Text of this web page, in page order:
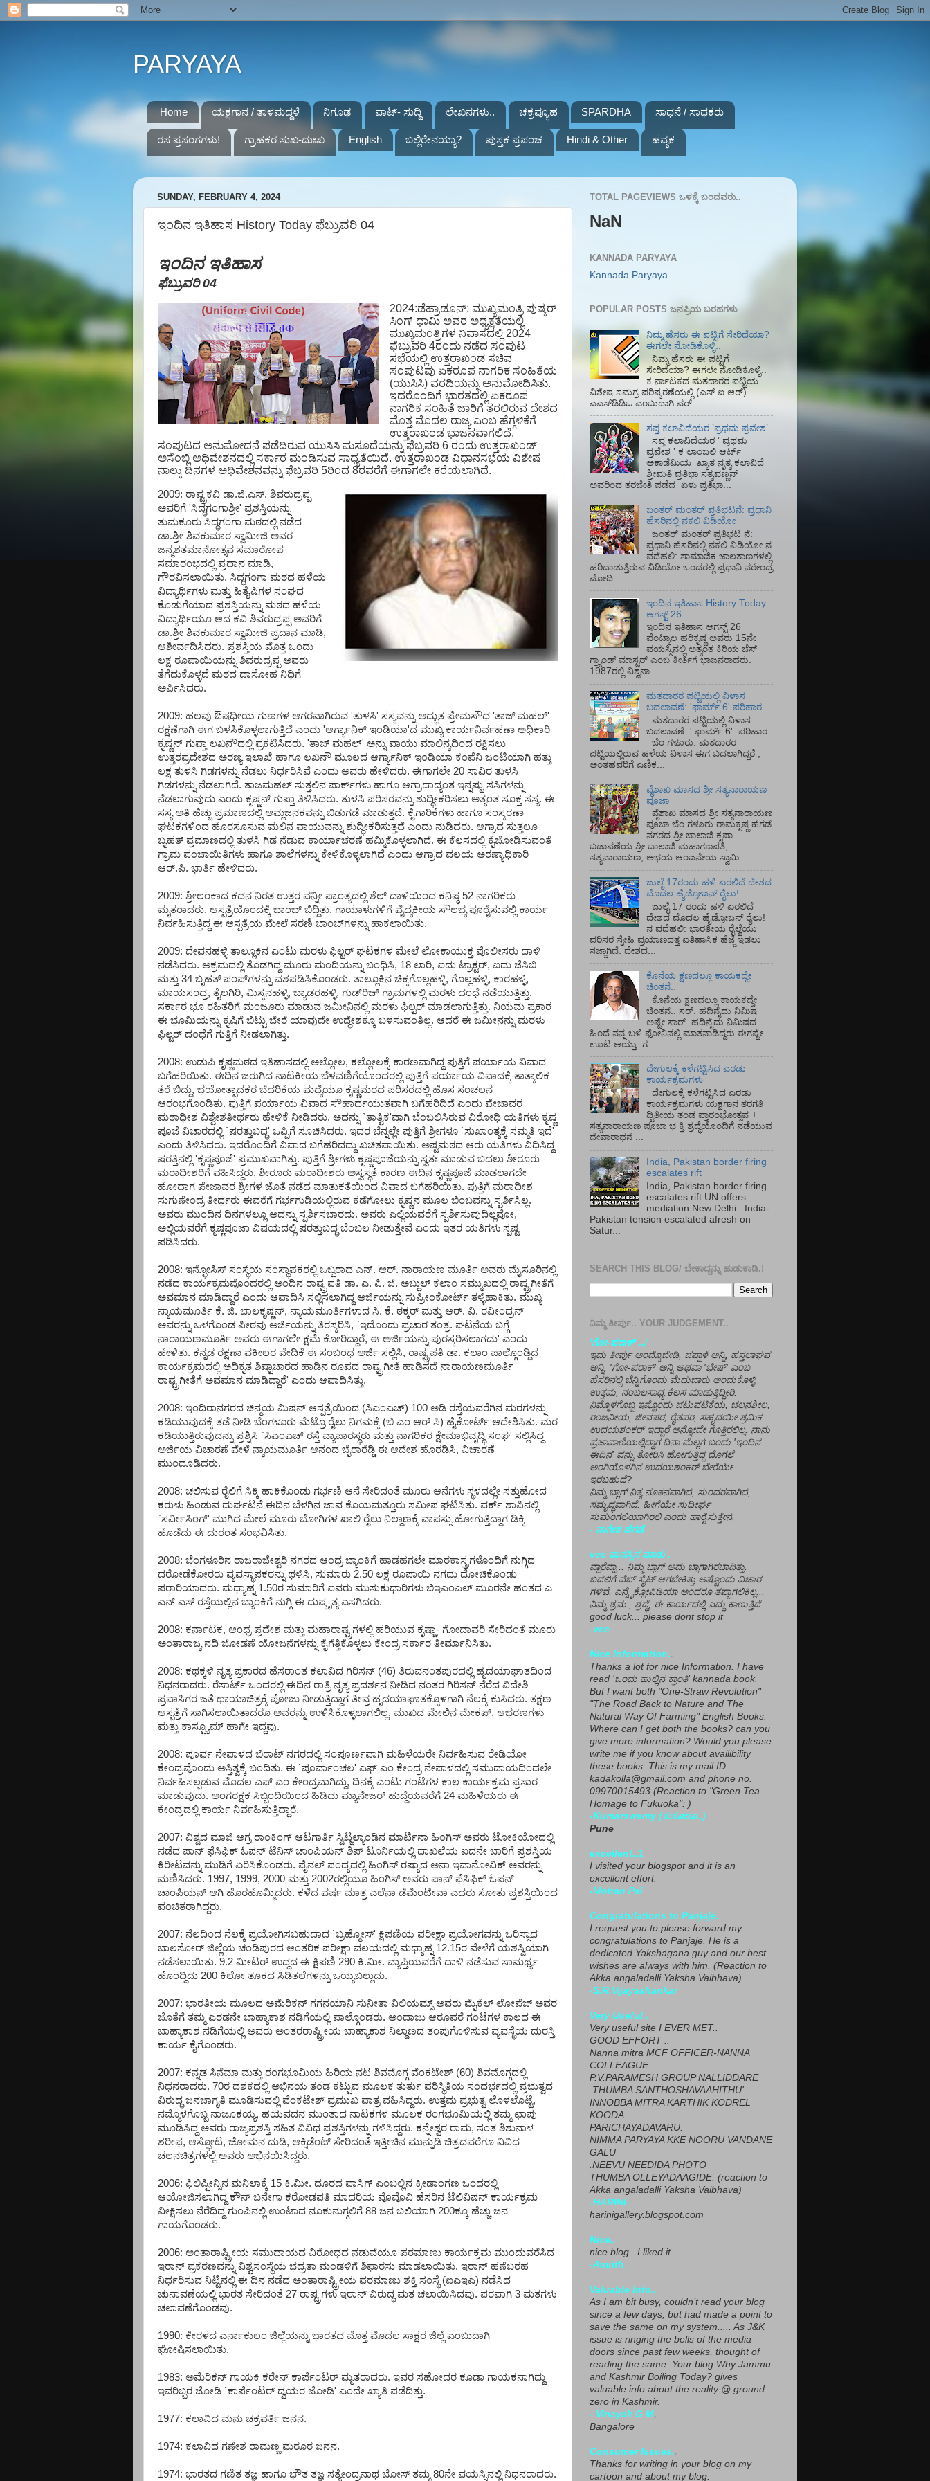
PARYAYA
Home ಯಕ್ಷಗಾನ / ತಾಳಮದ್ದಳೆ ನಿಗೂಢ ವಾಟ್- ಸುದ್ದಿ ಲೇಖನಗಳು.. ಚಕ್ರವ್ಯೂಹ SPARDHA ಸಾಧನೆ / ಸಾಧಕರು
ರಸ ಪ್ರಸಂಗಗಳು! ಗ್ರಾಹಕರ ಸುಖ-ದುಃಖ English ಬಲ್ಲಿರೇನಯ್ಯಾ? ಪುಸ್ತಕ ಪ್ರಪಂಚ Hindi & Other ಹವ್ಯಕ
SUNDAY, FEBRUARY 4, 2024
ಇಂದಿನ ಇತಿಹಾಸ History Today ಫೆಬ್ರುವರಿ 04
ಇಂದಿನ ಇತಿಹಾಸ
ಫೆಬ್ರುವರಿ 04
2024:ಡೆಹ್ರಾಡೂನ್:‌ ಮುಖ್ಯಮಂತ್ರಿ ಪುಷ್ಕರ್
ಸಿಂಗ್ ಧಾಮಿ ಅವರ ಅಧ್ಯಕ್ಷತೆಯಲ್ಲಿ
ಮುಖ್ಯಮಂತ್ರಿಗಳ ನಿವಾಸದಲ್ಲಿ 2024
ಫೆಬ್ರುವರಿ 4ರಂದು ನಡೆದ ಸಂಪುಟ
ಸಭೆಯಲ್ಲಿ ಉತ್ತರಾಖಂಡ ಸಚಿವ
ಸಂಪುಟವು ಏಕರೂಪ ನಾಗರಿಕ ಸಂಹಿತೆಯ
(ಯುಸಿಸಿ) ವರದಿಯನ್ನು ಅನುಮೋದಿಸಿತು.
ಇದರೊಂದಿಗೆ ಭಾರತದಲ್ಲಿ ಏಕರೂಪ
ನಾಗರಿಕ ಸಂಹಿತೆ ಜಾರಿಗೆ ತರಲಿರುವ ದೇಶದ
ಮೊತ್ತ ಮೊದಲ ರಾಜ್ಯ ಎಂಬ ಹೆಗ್ಗಳಿಕೆಗೆ
ಉತ್ತರಾಖಂಡ ಭಾಜನವಾಗಲಿದೆ.
ಸಂಪುಟದ ಅನುಮೋದನೆ ಪಡೆದಿರುವ ಯುಸಿಸಿ ಮಸೂದೆಯನ್ನು ಫೆಬ್ರವರಿ 6 ರಂದು ಉತ್ತರಾಖಂಡ್
ಅಸೆಂಬ್ಲಿ ಅಧಿವೇಶನದಲ್ಲಿ ಸರ್ಕಾರ ಮಂಡಿಸುವ ಸಾಧ್ಯತೆಯಿದೆ. ಉತ್ತರಾಖಂಡ ವಿಧಾನಸಭೆಯ ವಿಶೇಷ
ನಾಲ್ಕು ದಿನಗಳ ಅಧಿವೇಶನವನ್ನು ಫೆಬ್ರವರಿ 5ರಿಂದ 8ರವರೆಗೆ ಈಗಾಗಲೇ ಕರೆಯಲಾಗಿದೆ.
2009: ರಾಷ್ಟ್ರಕವಿ ಡಾ.ಜಿ.ಎಸ್. ಶಿವರುದ್ರಪ್ಪ
ಅವರಿಗೆ 'ಸಿದ್ಧಗಂಗಾಶ್ರೀ' ಪ್ರಶಸ್ತಿಯನ್ನು
ತುಮಕೂರು ಸಿದ್ಧಗಂಗಾ ಮಠದಲ್ಲಿ ನಡೆದ
ಡಾ.ಶ್ರೀ ಶಿವಕುಮಾರ ಸ್ವಾಮೀಜಿ ಅವರ
ಜನ್ಮಶತಮಾನೋತ್ಸವ ಸಮಾರೋಪ
ಸಮಾರಂಭದಲ್ಲಿ ಪ್ರದಾನ ಮಾಡಿ,
ಗೌರವಿಸಲಾಯಿತು. ಸಿದ್ಧಗಂಗಾ ಮಠದ ಹಳೆಯ
ವಿದ್ಯಾರ್ಥಿಗಳು ಮತ್ತು ಹಿತೈಷಿಗಳ ಸಂಘದ
ಕೊಡುಗೆಯಾದ ಪ್ರಶಸ್ತಿಯನ್ನು ಮಠದ ಹಳೆಯ
ವಿದ್ಯಾರ್ಥಿಯೂ ಆದ ಕವಿ ಶಿವರುದ್ರಪ್ಪ ಅವರಿಗೆ
ಡಾ.ಶ್ರೀ ಶಿವಕುಮಾರ ಸ್ವಾಮೀಜಿ ಪ್ರದಾನ ಮಾಡಿ,
ಆಶೀರ್ವದಿಸಿದರು. ಪ್ರಶಸ್ತಿಯ ಮೊತ್ತ ಒಂದು
ಲಕ್ಷ ರೂಪಾಯಿಯನ್ನು ಶಿವರುದ್ರಪ್ಪ ಅವರು
ತೆಗೆದುಕೊಳ್ಳದೆ ಮಠದ ದಾಸೋಹ ನಿಧಿಗೆ
ಅರ್ಪಿಸಿದರು.
2009: ಹಲವು ಔಷಧೀಯ ಗುಣಗಳ ಆಗರವಾಗಿರುವ 'ತುಳಸಿ' ಸಸ್ಯವನ್ನು ಅದ್ಭುತ ಪ್ರೇಮಸೌಧ 'ತಾಜ್ ಮಹಲ್'
ರಕ್ಷಣೆಗಾಗಿ ಈಗ ಬಳಸಿಕೊಳ್ಳಲಾಗುತ್ತಿದೆ ಎಂದು 'ಆರ್ಗ್ಯಾನಿಕ್ ಇಂಡಿಯಾ'ದ ಮುಖ್ಯ ಕಾರ್ಯನಿರ್ವಹಣಾ ಅಧಿಕಾರಿ
ಕೃಷ್ಣನ್ ಗುಪ್ತಾ ಲಖನೌದಲ್ಲಿ ಪ್ರಕಟಿಸಿದರು. 'ತಾಜ್ ಮಹಲ್' ಅನ್ನು ವಾಯು ಮಾಲಿನ್ಯದಿಂದ ರಕ್ಷಿಸಲು
ಉತ್ತರಪ್ರದೇಶದ ಅರಣ್ಯ ಇಲಾಖೆ ಹಾಗೂ ಲಖನೌ ಮೂಲದ ಆರ್ಗ್ಯಾನಿಕ್ ಇಂಡಿಯಾ ಕಂಪೆನಿ ಜಂಟಿಯಾಗಿ ಹತ್ತು
ಲಕ್ಷ ತುಳಸಿ ಗಿಡಗಳನ್ನು ನೆಡಲು ನಿರ್ಧರಿಸಿವೆ ಎಂದು ಅವರು ಹೇಳಿದರು. ಈಗಾಗಲೇ 20 ಸಾವಿರ ತುಳಸಿ
ಗಿಡಗಳನ್ನು ನೆಡಲಾಗಿದೆ. ತಾಜಮಹಲ್ ಸುತ್ತಲಿನ ಪಾರ್ಕ್‌ಗಳು ಹಾಗೂ ಆಗ್ರಾದಾದ್ಯಂತ ಇನ್ನಷ್ಟು ಸಸಿಗಳನ್ನು
ನೆಡಲಾಗುವುದು ಎಂದು ಕೃಷ್ಣನ್ ಗುಪ್ತಾ ತಿಳಿಸಿದರು. ತುಳಸಿ ಪರಿಸರವನ್ನು ಶುದ್ಧೀಕರಿಸಲು ಅತ್ಯಂತ ಸೂಕ್ತ ಸಸ್ಯ. ಈ
ಸಸ್ಯ ಅತಿ ಹೆಚ್ಚು ಪ್ರಮಾಣದಲ್ಲಿ ಆಮ್ಲಜನಕವನ್ನು ಬಿಡುಗಡೆ ಮಾಡುತ್ತದೆ. ಕೈಗಾರಿಕೆಗಳು ಹಾಗೂ ಸಂಸ್ಕರಣಾ
ಘಟಕಗಳಿಂದ ಹೊರಸೂಸುವ ಮಲಿನ ವಾಯುವನ್ನು ಶುದ್ಧೀಕರಿಸುತ್ತದೆ ಎಂದು ನುಡಿದರು. ಆಗ್ರಾದ ಸುತ್ತಲೂ
ಬೃಹತ್ ಪ್ರಮಾಣದಲ್ಲಿ ತುಳಸಿ ಗಿಡ ನೆಡುವ ಕಾರ್ಯಾಚರಣೆ ಹಮ್ಮಿಕೊಳ್ಳಲಾಗಿದೆ. ಈ ಕೆಲಸದಲ್ಲಿ ಕೈಜೋಡಿಸುವಂತೆ
ಗ್ರಾಮ ಪಂಚಾಯಿತಿಗಳು ಹಾಗೂ ಶಾಲೆಗಳನ್ನು ಕೇಳಿಕೊಳ್ಳಲಾಗಿದೆ ಎಂದು ಆಗ್ರಾದ ವಲಯ ಅರಣ್ಯಾಧಿಕಾರಿ
ಆರ್.ಪಿ. ಭಾರ್ತಿ ಹೇಳಿದರು.
2009: ಶ್ರೀಲಂಕಾದ ಕದನ ನಿರತ ಉತ್ತರ ವನ್ನೀ ಪ್ರಾಂತ್ಯದಲ್ಲಿ ಶೆಲ್ ದಾಳಿಯಿಂದ ಕನಿಷ್ಠ 52 ನಾಗರಿಕರು
ಮೃತರಾದರು. ಆಸ್ಪತ್ರೆಯೊಂದಕ್ಕೆ ಬಾಂಬ್ ಬಿದ್ದಿತು. ಗಾಯಾಳುಗಳಿಗೆ ವೈದ್ಯಕೀಯ ಸೌಲಭ್ಯ ಪೂರೈಸುವಲ್ಲಿ ಕಾರ್ಯ
ನಿರ್ವಹಿಸುತ್ತಿದ್ದ ಈ ಆಸ್ಪತ್ರೆಯ ಮೇಲೆ ಸರಣಿ ಬಾಂಬ್‌ಗಳನ್ನು ಹಾಕಲಾಯಿತು.
2009: ದೇವನಹಳ್ಳಿ ತಾಲ್ಲೂಕಿನ ಎಂಟು ಮರಳು ಫಿಲ್ಟರ್ ಘಟಕಗಳ ಮೇಲೆ ಲೋಕಾಯುಕ್ತ ಪೊಲೀಸರು ದಾಳಿ
ನಡೆಸಿದರು. ಅಕ್ರಮದಲ್ಲಿ ತೊಡಗಿದ್ದ ಮೂರು ಮಂದಿಯನ್ನು ಬಂಧಿಸಿ, 18 ಲಾರಿ, ಐದು ಟ್ರಾಕ್ಟರ್, ಐದು ಜೆಸಿಬಿ
ಮತ್ತು 34 ಬೃಹತ್ ಪಂಪ್‌ಗಳನ್ನು ವಶಪಡಿಸಿಕೊಂಡರು. ತಾಲ್ಲೂಕಿನ ಚಿಕ್ಕಗೊಲ್ಲಹಳ್ಳಿ, ಗೊಲ್ಲಹಳ್ಳಿ, ಕಾರಹಳ್ಳಿ,
ಮಾಯಸಂದ್ರ, ತೈಲಗಿರಿ, ಮಿಸ್ಕನಹಳ್ಳಿ, ಬ್ಯಾಡರಹಳ್ಳಿ, ಗುಡ್‌ರಿಚ್ ಗ್ರಾಮಗಳಲ್ಲಿ ಮರಳು ದಂಧೆ ನಡೆಯುತ್ತಿತ್ತು.
ಸರ್ಕಾರ ಭೂ ರಹಿತರಿಗೆ ಮಂಜೂರು ಮಾಡುವ ಜಮೀನಿನಲ್ಲಿ ಮರಳು ಫಿಲ್ಟರ್ ಮಾಡಲಾಗುತ್ತಿತ್ತು. ನಿಯಮ ಪ್ರಕಾರ
ಈ ಭೂಮಿಯನ್ನು ಕೃಷಿಗೆ ಬಿಟ್ಟು ಬೇರೆ ಯಾವುದೇ ಉದ್ಧೇಶಕ್ಕೂ ಬಳಸುವಂತಿಲ್ಲ. ಆದರೆ ಈ ಜಮೀನನ್ನು ಮರಳು
ಫಿಲ್ಟರ್ ದಂಧೆಗೆ ಗುತ್ತಿಗೆ ನೀಡಲಾಗಿತ್ತು.
2008: ಉಡುಪಿ ಕೃಷ್ಣಮಠದ ಇತಿಹಾಸದಲ್ಲಿ ಅಲ್ಲೋಲ, ಕಲ್ಲೋಲಕ್ಕೆ ಕಾರಣವಾಗಿದ್ದ ಪುತ್ತಿಗೆ ಪರ್ಯಾಯ ವಿವಾದ
ಬಗೆಹರಿಯಿತು. ಈದಿನ ಜರುಗಿದ ನಾಟಕೀಯ ಬೆಳವಣಿಗೆಯೊಂದರಲ್ಲಿ ಪುತ್ತಿಗೆ ಪರ್ಯಾಯ ವಿವಾದಕ್ಕೆ ತಾತ್ಕಾಲಿಕ
ತೆರೆ ಬಿದ್ದು, ಭಯೋತ್ಪಾದಕರ ಬೆದರಿಕೆಯ ಮಧ್ಯೆಯೂ ಕೃಷ್ಣಮಠದ ಪರಿಸರದಲ್ಲಿ ಹೊಸ ಸಂಚಲನ
ಆರಂಭಗೊಂಡಿತು. ಪುತ್ತಿಗೆ ಪರ್ಯಾಯ ವಿವಾದ ಸೌಹಾರ್ದಯುತವಾಗಿ ಬಗೆಹರಿದಿದೆ ಎಂದು ಪೇಜಾವರ
ಮಠಾಧೀಶ ವಿಶ್ವೇಶತೀರ್ಥರು ಹೇಳಿಕೆ ನೀಡಿದರು. ಅದನ್ನು `ತಾತ್ವಿಕ'ವಾಗಿ ಬೆಂಬಲಿಸಿರುವ ವಿರೋಧಿ ಯತಿಗಳು ಕೃಷ್ಣ
ಪೂಜೆ ವಿಚಾರದಲ್ಲಿ `ಷರತ್ತುಬದ್ಧ' ಒಪ್ಪಿಗೆ ಸೂಚಿಸಿದರು. ಇದರ ಬೆನ್ನಲ್ಲೇ ಪುತ್ತಿಗೆ ಶ್ರೀಗಳೂ `ಸುಖಾಂತ್ಯಕ್ಕೆ ಸಮ್ಮತಿ ಇದೆ'
ಎಂದು ತಿಳಿಸಿದರು. ಇದರೊಂದಿಗೆ ವಿವಾದ ಬಗೆಹರಿದದ್ದು ಖಚಿತವಾಯಿತು. ಅಷ್ಟಮಠದ ಆರು ಯತಿಗಳು ವಿಧಿಸಿದ್ದ
ಷರತ್ತಿನಲ್ಲಿ 'ಕೃಷ್ಣಪೂಜೆ' ಪ್ರಮುಖವಾಗಿತ್ತು. ಪುತ್ತಿಗೆ ಶ್ರೀಗಳು ಕೃಷ್ಣಪೂಜೆಯನ್ನು ಸ್ವತಃ ಮಾಡುವ ಬದಲು ಶೀರೂರು
ಮಠಾಧೀಶರಿಗೆ ವಹಿಸಿದ್ದರು. ಶೀರೂರು ಮಠಾಧೀಶರು ಅಸ್ವಸ್ಥತೆ ಕಾರಣ ಈದಿನ ಕೃಷ್ಣಪೂಜೆ ಮಾಡಲಾಗದೇ
ಹೋದಾಗ ಪೇಜಾವರ ಶ್ರೀಗಳ ಜೊತೆ ನಡೆದ ಮಾತುಕತೆಯಿಂದ ವಿವಾದ ಬಗೆಹರಿಯಿತು. ಪುತ್ತಿಗೆ ಮಠಾಧೀಶ
ಸುಗುಣೇಂದ್ರ ತೀರ್ಥರು ಈವರೆಗೆ ಗರ್ಭಗುಡಿಯಲ್ಲಿರುವ ಕಡೆಗೋಲು ಕೃಷ್ಣನ ಮೂಲ ಬಿಂಬವನ್ನು ಸ್ಪರ್ಶಿಸಿಲ್ಲ.
ಅವರು ಮುಂದಿನ ದಿನಗಳಲ್ಲೂ ಅದನ್ನು ಸ್ಪರ್ಶಿಸಬಾರದು. ಅವರು ಎಲ್ಲಿಯವರೆಗೆ ಸ್ಪರ್ಶಿಸುವುದಿಲ್ಲವೋ,
ಅಲ್ಲಿಯವರೆಗೆ ಕೃಷ್ಣಪೂಜಾ ವಿಷಯದಲ್ಲಿ ಷರತ್ತುಬದ್ಧ ಬೆಂಬಲ ನೀಡುತ್ತೇವೆ ಎಂದು ಇತರ ಯತಿಗಳು ಸ್ಪಷ್ಟ
ಪಡಿಸಿದರು.
2008: ಇನ್ಫೋಸಿಸ್ ಸಂಸ್ಥೆಯ ಸಂಸ್ಥಾಪಕರಲ್ಲಿ ಒಬ್ಬರಾದ ಎನ್. ಆರ್. ನಾರಾಯಣ ಮೂರ್ತಿ ಅವರು ಮೈಸೂರಿನಲ್ಲಿ
ನಡೆದ ಕಾರ್ಯಕ್ರಮವೊಂದರಲ್ಲಿ ಅಂದಿನ ರಾಷ್ಟ್ರಪತಿ ಡಾ. ಎ. ಪಿ. ಜೆ. ಅಬ್ದುಲ್ ಕಲಾಂ ಸಮ್ಮುಖದಲ್ಲಿ ರಾಷ್ಟ್ರಗೀತೆಗೆ
ಅವಮಾನ ಮಾಡಿದ್ದಾರೆ ಎಂದು ಆಪಾದಿಸಿ ಸಲ್ಲಿಸಲಾಗಿದ್ದ ಅರ್ಜಿಯನ್ನು ಸುಪ್ರೀಂಕೋರ್ಟ್ ತಳ್ಳಿಹಾಕಿತು. ಮುಖ್ಯ
ನ್ಯಾಯಮೂರ್ತಿ ಕೆ. ಜಿ. ಬಾಲಕೃಷ್ಣನ್, ನ್ಯಾಯಮೂರ್ತಿಗಳಾದ ಸಿ. ಕೆ. ಠಕ್ಕರ್ ಮತ್ತು ಆರ್. ವಿ. ರವೀಂದ್ರನ್
ಅವರನ್ನು ಒಳಗೊಂಡ ಪೀಠವು ಅರ್ಜಿಯನ್ನು ತಿರಸ್ಕರಿಸಿ, `ಇದೊಂದು ಪ್ರಚಾರ ತಂತ್ರ. ಘಟನೆಯ ಬಗ್ಗೆ
ನಾರಾಯಣಮೂರ್ತಿ ಅವರು ಈಗಾಗಲೇ ಕ್ಷಮೆ ಕೋರಿದ್ದಾರೆ, ಈ ಅರ್ಜಿಯನ್ನು ಪುರಸ್ಕರಿಸಲಾಗದು' ಎಂದು
ಹೇಳಿತು. ಕನ್ನಡ ರಕ್ಷಣಾ ವಕೀಲರ ವೇದಿಕೆ ಈ ಸಂಬಂಧ ಅರ್ಜಿ ಸಲ್ಲಿಸಿ, ರಾಷ್ಟ್ರಪತಿ ಡಾ. ಕಲಾಂ ಪಾಲ್ಗೊಂಡ್ದಿದ
ಕಾರ್ಯಕ್ರಮದಲ್ಲಿ ಅಧಿಕೃತ ಶಿಷ್ಟಾಚಾರದ ಹಾಡಿನ ರೂಪದ ರಾಷ್ಟ್ರಗೀತೆ ಹಾಡಿಸದೆ ನಾರಾಯಣಮೂರ್ತಿ
ರಾಷ್ಟ್ರಗೀತೆಗೆ ಅವಮಾನ ಮಾಡಿದ್ದಾರೆ' ಎಂದು ಆಪಾದಿಸಿತ್ತು.
2008: ಇಂದಿರಾನಗರದ ಚಿನ್ಮಯ ಮಿಷನ್ ಆಸ್ಪತ್ರೆಯಿಂದ (ಸಿಎಂಎಚ್) 100 ಅಡಿ ರಸ್ತೆಯವರೆಗಿನ ಮರಗಳನ್ನು
ಕಡಿಯುವುದಕ್ಕೆ ತಡೆ ನೀಡಿ ಬೆಂಗಳೂರು ಮೆಟ್ರೊ ರೈಲು ನಿಗಮಕ್ಕೆ (ಬಿ ಎಂ ಆರ್ ಸಿ) ಹೈಕೋರ್ಟ್ ಆದೇಶಿಸಿತು. ಮರ
ಕಡಿಯುತ್ತಿರುವುದನ್ನು ಪ್ರಶ್ನಿಸಿ `ಸಿಎಂಎಚ್ ರಸ್ತೆ ವ್ಯಾಪಾರಸ್ಥರು ಮತ್ತು ನಾಗರಿಕರ ಕ್ಷೇಮಾಭಿವೃದ್ಧಿ ಸಂಘ' ಸಲ್ಲಿಸಿದ್ದ
ಅರ್ಜಿಯ ವಿಚಾರಣೆ ವೇಳೆ ನ್ಯಾಯಮೂರ್ತಿ ಆನಂದ ಬೈರಾರೆಡ್ಡಿ ಈ ಆದೇಶ ಹೊರಡಿಸಿ, ವಿಚಾರಣೆ
ಮುಂದೂಡಿದರು.
2008: ಚಲಿಸುವ ರೈಲಿಗೆ ಸಿಕ್ಕಿ ಹಾಕಿಕೊಂಡು ಗರ್ಭಣಿ ಆನೆ ಸೇರಿದಂತೆ ಮೂರು ಆನೆಗಳು ಸ್ಥಳದಲ್ಲೇ ಸತ್ತುಹೋದ
ಕರುಳು ಹಿಂಡುವ ದುರ್ಘಟನೆ ಈದಿನ ಬೆಳಗಿನ ಜಾವ ಕೊಯಮತ್ತೂರು ಸಮೀಪ ಘಟಿಸಿತು. ವರ್ಕ್ ಶಾಪಿನಲ್ಲಿ
`ಸರ್ವೀಸಿಂಗ್' ಮುಗಿದ ಮೇಲೆ ಮೂರು ಬೋಗಿಗಳ ಖಾಲಿ ರೈಲು ನಿಲ್ದಾಣಕ್ಕೆ ವಾಪಸ್ಸು ಹೋಗುತ್ತಿದ್ದಾಗ ಡಿಕ್ಕಿ
ಹೊಡೆದು ಈ ದುರಂತ ಸಂಭವಿಸಿತು.
2008: ಬೆಂಗಳೂರಿನ ರಾಜರಾಜೇಶ್ವರಿ ನಗರದ ಆಂಧ್ರ ಬ್ಯಾಂಕಿಗೆ ಹಾಡಹಗಲೇ ಮಾರಕಾಸ್ತ್ರಗಳೊಂದಿಗೆ ನುಗ್ಗಿದ
ದರೋಡೆಕೋರರು ವ್ಯವಸ್ಥಾಪಕರನ್ನು ಥಳಿಸಿ, ಸುಮಾರು 2.50 ಲಕ್ಷ ರೂಪಾಯಿ ನಗದು ದೋಚಿಕೊಂಡು
ಪರಾರಿಯಾದರು. ಮಧ್ಯಾಹ್ನ 1.50ರ ಸುಮಾರಿಗೆ ಐವರು ಮುಸುಕುಧಾರಿಗಳು ಬಿಇಎಂಎಲ್ ಮೂರನೇ ಹಂತದ ಎ
ಎನ್ ಎಸ್ ರಸ್ತೆಯಲ್ಲಿನ ಬ್ಯಾಂಕಿಗೆ ನುಗ್ಗಿ ಈ ದುಷ್ಕೃತ್ಯ ಎಸಗಿದರು.
2008: ಕರ್ನಾಟಕ, ಆಂಧ್ರ ಪ್ರದೇಶ ಮತ್ತು ಮಹಾರಾಷ್ಟ್ರಗಳಲ್ಲಿ ಹರಿಯುವ ಕೃಷ್ಣಾ- ಗೋದಾವರಿ ಸೇರಿದಂತೆ ಮೂರು
ಅಂತಾರಾಜ್ಯ ನದಿ ಜೋಡಣೆ ಯೋಜನೆಗಳನ್ನು ಕೈಗೆತ್ತಿಕೊಳ್ಳಲು ಕೇಂದ್ರ ಸರ್ಕಾರ ತೀರ್ಮಾನಿಸಿತು.
2008: ಕಥಕ್ಕಳಿ ನೃತ್ಯ ಪ್ರಕಾರದ ಹೆಸರಾಂತ ಕಲಾವಿದ ಗಿರಿಸನ್ (46) ತಿರುವನಂತಪುರದಲ್ಲಿ ಹೃದಯಾಘಾತದಿಂದ
ನಿಧನರಾದರು. ರೆಸಾರ್ಟ್ ಒಂದರಲ್ಲಿ ಈದಿನ ರಾತ್ರಿ ನೃತ್ಯ ಪ್ರದರ್ಶನ ನೀಡಿದ ನಂತರ ಗಿರಿಸನ್ ನೆರೆದ ವಿದೇಶಿ
ಪ್ರವಾಸಿಗರ ಜತೆ ಛಾಯಾಚಿತ್ರಕ್ಕೆ ಪೋಜು ನೀಡುತ್ತಿದ್ದಾಗ ತೀವ್ರ ಹೃದಯಾಘಾತಕ್ಕೊಳಗಾಗಿ ನೆಲಕ್ಕೆ ಕುಸಿದರು. ತಕ್ಷಣ
ಆಸ್ಪತ್ರೆಗೆ ಸಾಗಿಸಲಾಯಿತಾದರೂ ಅವರನ್ನು ಉಳಿಸಿಕೊಳ್ಳಲಾಗಲಿಲ್ಲ. ಮುಖದ ಮೇಲಿನ ಮೇಕಪ್, ಆಭರಣಗಳು
ಮತ್ತು ಕಾಸ್ಟ್ಯೂಮ್ ಹಾಗೇ ಇದ್ದವು.
2008: ಪೂರ್ವ ನೇಪಾಳದ ಬಿರಾಟ್ ನಗರದಲ್ಲಿ ಸಂಪೂರ್ಣವಾಗಿ ಮಹಿಳೆಯರೇ ನಿರ್ವಹಿಸುವ ರೇಡಿಯೋ
ಕೇಂದ್ರವೊಂದು ಅಸ್ತಿತ್ವಕ್ಕೆ ಬಂದಿತು. ಈ `ಪೂರ್ವಾಂಚಲ' ಎಫ್ ಎಂ ಕೇಂದ್ರ ನೇಪಾಳದಲ್ಲಿ ಸಮುದಾಯದಿಂದಲೇ
ನಿರ್ವಹಿಸಲ್ಪಡುವ ಮೊದಲ ಎಫ್ ಎಂ ಕೇಂದ್ರವಾಗಿದ್ದು, ದಿನಕ್ಕೆ ಎಂಟು ಗಂಟೆಗಳ ಕಾಲ ಕಾರ್ಯಕ್ರಮ ಪ್ರಸಾರ
ಮಾಡುವುದು. ಅಂಗರಕ್ಷಕ ಸಿಬ್ಬಂದಿಯಿಂದ ಹಿಡಿದು ಮ್ಯಾನೇಜರ್ ಹುದ್ದೆಯವರೆಗೆ 24 ಮಹಿಳೆಯರು ಈ
ಕೇಂದ್ರದಲ್ಲಿ ಕಾರ್ಯ ನಿರ್ವಹಿಸುತ್ತಿದ್ದಾರೆ.
2007: ವಿಶ್ವದ ಮಾಜಿ ಅಗ್ರ ರಾಂಕಿಂಗ್ ಆಟಗಾರ್ತಿ ಸ್ವಿಟ್ಜಲ್ಯಾಂಡಿನ ಮಾರ್ಟಿನಾ ಹಿಂಗಿಸ್ ಅವರು ಟೋಕಿಯೋದಲ್ಲಿ
ನಡೆದ ಪಾನ್ ಫೆಸಿಫಿಕ್ ಓಪನ್ ಟೆನಿಸ್ ಚಾಂಪಿಯನ್ ಶಿಪ್ ಟೂರ್ನಿಯಲ್ಲಿ ದಾಖಲೆಯ ಐದನೇ ಬಾರಿಗೆ ಪ್ರಶಸ್ತಿಯ
ಕಿರೀಟವನ್ನು ಮುಡಿಗೆ ಏರಿಸಿಕೊಂಡರು. ಫೈನಲ್ ಪಂದ್ಯದಲ್ಲಿ ಹಿಂಗಿಸ್ ರಷ್ಯಾದ ಅನಾ ಇವಾನೋವಿಕ್ ಅವರನ್ನು
ಮಣಿಸಿದರು. 1997, 1999, 2000 ಮತ್ತು 2002ರಲ್ಲಿಯೂ ಹಿಂಗಿಸ್ ಅವರು ಪಾನ್ ಫೆಸಿಫಿಕ್ ಓಪನ್
ಚಾಂಪಿಯನ್ ಆಗಿ ಹೊರಹೊಮ್ಮಿದರು. ಕಳೆದ ವರ್ಷ ಮಾತ್ರ ಎಲೆನಾ ಡೆಮೆಂಟೀವಾ ಎದರು ಸೋತು ಪ್ರಶಸ್ತಿಯಿಂದ
ವಂಚಿತರಾಗಿದ್ದರು.
2007: ನೆಲದಿಂದ ನೆಲಕ್ಕೆ ಪ್ರಯೋಗಿಸಬಹುದಾದ `ಬ್ರಹ್ಮೋಸ್' ಕ್ಷಿಪಣಿಯ ಪರೀಕ್ಷಾ ಪ್ರಯೋಗವನ್ನು ಒರಿಸ್ಸಾದ
ಬಾಲಸೋರ್ ಜಿಲ್ಲೆಯ ಚಂಡಿಪುರದ ಆಂತರಿಕ ಪರೀಕ್ಷಾ ವಲಯದಲ್ಲಿ ಮಧ್ಯಾಹ್ನ 12.15ರ ವೇಳೆಗೆ ಯಶಸ್ವಿಯಾಗಿ
ನಡೆಸಲಾಯಿತು. 9.2 ಮೀಟರ್ ಉದ್ದದ ಈ ಕ್ಷಿಪಣಿ 290 ಕಿ.ಮೀ. ವ್ಯಾಪ್ತಿಯವರೆಗೆ ದಾಳಿ ನಡೆಸುವ ಸಾಮರ್ಥ್ಯ
ಹೊಂದ್ದಿದು 200 ಕಿಲೋ ತೂಕದ ಸಿಡಿತಲೆಗಳನ್ನು ಒಯ್ಯಬಲ್ಲುದು.
2007: ಭಾರತೀಯ ಮೂಲದ ಅಮೆರಿಕನ್ ಗಗನಯಾನಿ ಸುನೀತಾ ವಿಲಿಯಮ್ಸ್ ಅವರು ಮೈಕೆಲ್ ಲೋಪೆಜ್ ಅವರ
ಜೊತೆಗೆ ತಮ್ಮ ಎರಡನೇ ಬಾಹ್ಯಾಕಾಶ ನಡಿಗೆಯಲ್ಲಿ ಪಾಲ್ಗೊಂಡರು. ಅಂದಾಜು ಆರೂವರೆ ಗಂಟೆಗಳ ಕಾಲದ ಈ
ಬಾಹ್ಯಾಕಾಶ ನಡಿಗೆಯಲ್ಲಿ ಅವರು ಅಂತರರಾಷ್ಟ್ರೀಯ ಬಾಹ್ಯಾಕಾಶ ನಿಲ್ದಾಣದ ತಂಪುಗೊಳಿಸುವ ವ್ಯವಸ್ಥೆಯ ದುರಸ್ತಿ
ಕಾರ್ಯ ಕೈಗೊಂಡರು.
2007: ಕನ್ನಡ ಸಿನೆಮಾ ಮತ್ತು ರಂಗಭೂಮಿಯ ಹಿರಿಯ ನಟ ಶಿವಮೊಗ್ಗ ವೆಂಕಟೇಶ್ (60) ಶಿವಮೊಗ್ಗದಲ್ಲಿ
ನಿಧನರಾದರು. 70ರ ದಶಕದಲ್ಲಿ ಅಭಿನಯ ತಂಡ ಕಟ್ಟುವ ಮೂಲಕ ತುರ್ತು ಪರಿಸ್ಥಿತಿಯ ಸಂದರ್ಭದಲ್ಲಿ ಪ್ರಭುತ್ವದ
ವಿರುದ್ಧ ಜನಜಾಗೃತಿ ಮೂಡಿಸುವಲ್ಲಿ ವೆಂಕಟೇಶ್ ಪ್ರಮುಖ ಪಾತ್ರ ವಹಿಸಿದ್ದರು. ಉತ್ತಮ ಪ್ರಭುತ್ವ ಲೊಳಲೊಟ್ಟೆ,
ನಮ್ಮೊಳಗೊಬ್ಬ ನಾಜೂಕಯ್ಯ, ಹಯವದನ ಮುಂತಾದ ನಾಟಕಗಳ ಮೂಲಕ ರಂಗಭೂಮಿಯಲ್ಲಿ ತಮ್ಮ ಛಾಪು
ಮೂಡಿಸಿದ್ದ ಅವರು ರಾಜ್ಯಪ್ರಶಸ್ತಿ ಸಹಿತ ವಿವಿಧ ಪ್ರಶಸ್ತಿಗಳನ್ನು ಗಳಿಸಿದ್ದರು. ಕನ್ನೇಶ್ವರ ರಾಮ, ಸಂತ ಶಿಶುನಾಳ
ಶರೀಫ, ಆಸ್ಫೋಟ, ಚೋಮನ ದುಡಿ, ಆಕ್ಸಿಡೆಂಟ್ ಸೇರಿದಂತೆ ಇತ್ತೀಚಿನ ಮುನ್ನುಡಿ ಚಿತ್ರದವರೆಗೂ ವಿವಿಧ
ಚಲನಚಿತ್ರಗಳಲ್ಲಿ ಅವರು ಅಭಿನಯಿಸಿದ್ದರು.
2006: ಫಿಲಿಪ್ಪೀನ್ಸಿನ ಮನಿಲಾಕ್ಕೆ 15 ಕಿ.ಮೀ. ದೂರದ ಪಾಸಿಗ್ ಎಂಬಲ್ಲಿನ ಕ್ರೀಡಾಂಗಣ ಒಂದರಲ್ಲಿ
ಆಯೋಜಿಸಲಾಗಿದ್ದ ಕೌನ್ ಬನೇಗಾ ಕರೋಡಪತಿ ಮಾದರಿಯ ವೊವೊವಿ ಹೆಸರಿನ ಟೆಲಿವಿಷನ್ ಕಾರ್ಯಕ್ರಮ
ವೀಕ್ಷಿಸಲು ನೆರೆದಿದ್ದ ಗುಂಪಿನಲ್ಲಿ ಉಂಟಾದ ನೂಕುನುಗ್ಗಲಿಗೆ 88 ಜನ ಬಲಿಯಾಗಿ 200ಕ್ಕೂ ಹೆಚ್ಚು ಜನ
ಗಾಯಗೊಂಡರು.
2006: ಅಂತಾರಾಷ್ಟ್ರೀಯ ಸಮುದಾಯದ ವಿರೋಧದ ನಡುವೆಯೂ ಪರಮಾಣು ಕಾರ್ಯಕ್ರಮ ಮುಂದುವರೆಸಿದ
ಇರಾನ್ ಪ್ರಕರಣವನ್ನು ವಿಶ್ವಸಂಸ್ಥೆಯ ಭದ್ರತಾ ಮಂಡಳಿಗೆ ಶಿಫಾರಸು ಮಾಡಲಾಯಿತು. ಇರಾನ್ ಹಣೆಬರಹ
ನಿರ್ಧರಿಸುವ ನಿಟ್ಟಿನಲ್ಲಿ ಈ ದಿನ ನಡೆದ ಅಂತಾರಾಷ್ಟ್ರೀಯ ಪರಮಾಣು ಶಕ್ತಿ ಸಂಸ್ಥೆ (ಐಎಇಎ) ನಡೆಸಿದ
ಚುನಾವಣೆಯಲ್ಲಿ ಭಾರತ ಸೇರಿದಂತೆ 27 ರಾಷ್ಟ್ರಗಳು ಇರಾನ್ ವಿರುದ್ಧ ಮತ ಚಲಾಯಿಸಿದವು. ಪರವಾಗಿ 3 ಮತಗಳು
ಚಲಾವಣೆಗೊಂಡವು.
1990: ಕೇರಳದ ಎರ್ನಾಕುಲಂ ಜಿಲ್ಲೆಯನ್ನು ಭಾರತದ ಮೊತ್ತ ಮೊದಲ ಸಾಕ್ಷರ ಜಿಲ್ಲೆ ಎಂಬುದಾಗಿ
ಘೋಷಿಸಲಾಯಿತು.
1983: ಅಮೆರಿಕನ್ ಗಾಯಕಿ ಕರೇನ್ ಕಾರ್ಪೆಂಟರ್ ಮೃತರಾದರು. ಇವರ ಸಹೋದರ ಕೂಡಾ ಗಾಯಕನಾಗಿದ್ದು
ಇವರಿಬ್ಬರ ಜೋಡಿ `ಕಾರ್ಪೆಂಟರ್ ದ್ವಯರ ಜೋಡಿ' ಎಂದೇ ಖ್ಯಾತಿ ಪಡೆದಿತ್ತು.
1977: ಕಲಾವಿದ ಮನು ಚಕ್ರವರ್ತಿ ಜನನ.
1974: ಕಲಾವಿದ ಗಣೇಶ ರಾಮಣ್ಣ ಮರೂರ ಜನನ.
1974: ಭಾರತದ ಗಣಿತ ತಜ್ಞ ಹಾಗೂ ಭೌತ ತಜ್ಞ ಸತ್ಯೇಂದ್ರನಾಥ ಬೋಸ್ ತಮ್ಮ 80ನೇ ವಯಸ್ಸಿನಲ್ಲಿ ನಿಧನರಾದರು.
TOTAL PAGEVIEWS ಒಳಕ್ಕೆ ಬಂದವರು..
NaN
KANNADA PARYAYA
Kannada Paryaya
POPULAR POSTS ಜನಪ್ರಿಯ ಬರಹಗಳು
ನಿಮ್ಮ ಹೆಸರು ಈ ಪಟ್ಟಿಗೆ ಸೇರಿದೆಯಾ?
ಈಗಲೇ ನೋಡಿಕೊಳ್ಳಿ..
ನಿಮ್ಮ ಹೆಸರು ಈ ಪಟ್ಟಿಗೆ
ಸೇರಿದೆಯಾ? ಈಗಲೇ ನೋಡಿಕೊಳ್ಳಿ..
ಕ ರ್ನಾಟಕದ ಮತದಾರರ ಪಟ್ಟಿಯ
ವಿಶೇಷ ಸಮಗ್ರ ಪರಿಷ್ಕರಣೆಯಲ್ಲಿ (ಎಸ್‌ ಐ ಆರ್)‌
ಎಎಸ್‌ಡಿಡಿಒ ಎಂಬುದಾಗಿ ವರ್...
ಸಪ್ತ ಕಲಾವಿದೆಯರ ʼಪ್ರಥಮ ಪ್ರವೇಶʼ
ಸಪ್ತ ಕಲಾವಿದೆಯರ ʼ ಪ್ರಥಮ
ಪ್ರವೇಶ ʼ ಕ ಲಾಂಜಲಿ ಆರ್ಟ್
ಅಕಾಡೆಮಿಯ‌ ಖ್ಯಾತ ನೃತ್ಯ ಕಲಾವಿದೆ
ಶ್ರೀಮತಿ ಪ್ರತಿಭಾ ಸತ್ಯವಣ್ಣನ್
ಅವರಿಂದ ತರಬೇತಿ ಪಡೆದ ಏಳು ಪ್ರತಿಭಾ...
ಜಂತರ್ ಮಂತರ್ ಪ್ರತಿಭಟನೆ: ಪ್ರಧಾನಿ
ಹೆಸರಿನಲ್ಲಿ ನಕಲಿ ವಿಡಿಯೋ
ಜಂತರ್ ಮಂತರ್ ಪ್ರತಿಭಟ ನೆ:
ಪ್ರಧಾನಿ ಹೆಸರಿನಲ್ಲಿ ನಕಲಿ ವಿಡಿಯೋ ನ
ವದೆಹಲಿ: ಸಾಮಾಜಿಕ ಜಾಲತಾಣಗಳಲ್ಲಿ
ಹರಿದಾಡುತ್ತಿರುವ ವಿಡಿಯೋ ಒಂದರಲ್ಲಿ ಪ್ರಧಾನಿ ನರೇಂದ್ರ
ಮೋದಿ ...
ಇಂದಿನ ಇತಿಹಾಸ History Today
ಆಗಸ್ಟ್ 26
ಇಂದಿನ ಇತಿಹಾಸ ಆಗಸ್ಟ್ 26
ಪೆಂಟ್ಯಾಲ ಹರಿಕೃಷ್ಣ ಅವರು 15ನೇ
ವಯಸ್ಸಿನಲ್ಲಿ ಅತ್ಯಂತ ಕಿರಿಯ ಚೆಸ್
ಗ್ರ್ಯಾಂಡ್ ಮಾಸ್ಟರ್ ಎಂಬ ಕೀರ್ತಿಗೆ ಭಾಜನರಾದರು.
1987ರಲ್ಲಿ ವಿಶ್ವನಾ...
ಮತದಾರರ ಪಟ್ಟಿಯಲ್ಲಿ ವಿಳಾಸ
ಬದಲಾವಣೆ: 'ಫಾರ್ಮ್ 6' ಪರಿಹಾರ
ಮತದಾರರ ಪಟ್ಟಿಯಲ್ಲಿ ವಿಳಾಸ
ಬದಲಾವಣೆ: ' ಫಾರ್ಮ್ 6' ಪರಿಹಾರ
ಬೆಂ ಗಳೂರು: ಮತದಾರರ
ಪಟ್ಟಿಯಲ್ಲಿರುವ ಹಳೆಯ ವಿಳಾಸ ಈಗ ಬದಲಾಗಿದ್ದರೆ ,
ಅಂತಹವರಿಗೆ ಎಣಿಕ...
ವೈಶಾಖ ಮಾಸದ ಶ್ರೀ ಸತ್ಯನಾರಾಯಣ
ಪೂಜಾ
ವೈಶಾಖ ಮಾಸದ ಶ್ರೀ ಸತ್ಯನಾರಾಯಣ
ಪೂಜಾ ಬೆಂ ಗಳೂರು ರಾಮಕೃಷ್ಣ ಹೆಗಡೆ
ನಗರದ ಶ್ರೀ ಬಾಲಾಜಿ ಕೃಪಾ
ಬಡಾವಣೆಯ ಶ್ರೀ ಬಾಲಾಜಿ ಮಹಾಗಣಪತಿ,
ಸತ್ಯನಾರಾಯಣ, ಅಭಯ ಆಂಜನೇಯ ಸ್ವಾಮಿ...
ಜುಲೈ 17ರಂದು ಹಳಿ ಏರಲಿದೆ ದೇಶದ
ಮೊದಲ ಹೈಡ್ರೋಜನ್ ರೈಲು!
ಜುಲೈ 17 ರಂದು ಹಳಿ ಏರಲಿದೆ
ದೇಶದ ಮೊದಲ ಹೈಡ್ರೋಜನ್ ರೈಲು!
ನ ವದೆಹಲಿ: ಭಾರತೀಯ ರೈಲ್ವೆಯು
ಪರಿಸರ ಸ್ನೇಹಿ ಪ್ರಯಾಣದತ್ತ ಐತಿಹಾಸಿಕ ಹೆಜ್ಜೆ ಇಡಲು
ಸಜ್ಜಾಗಿದೆ. ದೇಶದ...
ಕೊನೆಯ ಕ್ಷಣದಲ್ಲೂ ಕಾಯಕದ್ದೇ
ಚಿಂತನೆ..
ಕೊನೆಯ ಕ್ಷಣದಲ್ಲೂ ಕಾಯಕದ್ದೇ
ಚಿಂತನೆ.. ಸರ್.‌ ಹದಿನೈದು ನಿಮಿಷ
ಅಷ್ಟೇ ಸಾರ್.‌ ಹದಿನೈದು ನಿಮಿಷದ
ಹಿಂದೆ ನನ್ನ ಬಳಿ ಫೋನಿನಲ್ಲಿ ಮಾತನಾಡಿದ್ದರು.ಈಗಷ್ಟೇ
ಊಟ ಆಯ್ತು. ಗ...
ದೇಗುಲಕ್ಕೆ ಕಳೆಗಟ್ಟಿಸಿದ ಎರಡು
ಕಾರ್ಯಕ್ರಮಗಳು
ದೇಗುಲಕ್ಕೆ ಕಳೆಗಟ್ಟಿಸಿದ ಎರಡು
ಕಾರ್ಯಕ್ರಮಗಳು ಯಕ್ಷಗಾನ ತರಗತಿ
ದ್ವಿತೀಯ ತಂಡ ಪ್ರಾರಂಭೋತ್ಸವ +
ಸತ್ಯನಾರಾಯಣ ಪೂಜಾ ಭ ಕ್ತಿ ಶ್ರದ್ಧೆಯೊಂದಿಗೆ ನಡೆಯುವ
ದೇವಾರಾಧನೆ ...
India, Pakistan border firing
escalates rift
India, Pakistan border firing
escalates rift UN offers
mediation New Delhi: India-
Pakistan tension escalated afresh on
Satur...
SEARCH THIS BLOG/ ಬೇಕಾದ್ದನ್ನು ಹುಡುಕಾಡಿ.!
ನಿಮ್ಮ ತೀರ್ಪು.. YOUR JUDGEMENT..
'ಗೋ-ಪರಾಕ್' ..!
ಇದು ತೀರ್ಪು ಅಂದ್ಕೊಬೇಡಿ, ಚಪ್ಪಾಳೆ ಅನ್ನಿ, ಹಸ್ತಲಾಘವ
ಅನ್ನಿ, 'ಗೋ-ಪರಾಕ್' ಅನ್ನಿ ಅಥವಾ 'ಭೇಷ್' ಎಂಬ
ಹೆಸರಿನಲ್ಲಿ ಬೆನ್ನಿಗೊಂದು ಮೆದುಬಾರು ಅಂದುಕೊಳ್ಳಿ.
ಉತ್ತಮ, ನಂಬಲಸಾಧ್ಯ ಕೆಲಸ ಮಾಡುತ್ತಿದ್ದೀರಿ.
ನಿಮ್ಮೊಳಗೊಬ್ಬ ಇಷ್ಟೊಂದು ಚಟುವಟಿಕೆಯ, ಚಲನಶೀಲ,
ರಂಜನೀಯ, ಜೀವಪರ, ರೈತಪರ, ಸಹೃದಯೀ ಶ್ರಮಿಕ
ಉದಯಶಂಕರ್ ಇದ್ದಾರೆ ಅನ್ನೋದೇ ಗೊತ್ತಿರಲಿಲ್ಲ. ನಾನು
ಪ್ರಜಾವಾಣಿಯಲ್ಲಿದ್ದಾಗ ದಿನಾ ಮೆಲ್ಲಗೆ ಬಂದು 'ಇಂದಿನ
ಈದಿನ' ವನ್ನು ತೋರಿಸಿ ಹೋಗುತ್ತಿದ್ದ ದೊಗಲೆ
ಅಂಗಿಯೊಳಗಿನ ಉದಯಶಂಕರ್ ಬೇರೆಯೇ
ಇರಬಹುದೆ?
ನಿಮ್ಮ ಬ್ಲಾಗ್ ನಿತ್ಯ ನೂತನವಾಗಿದೆ, ಸುಂದರವಾಗಿದೆ,
ಸಮೃದ್ಧವಾಗಿದೆ. ಹೀಗೆಯೇ ಸುದೀರ್ಘ
ಸುಮಂಗಲಿಯಾಗಿರಲಿ ಎಂದು ಹಾರೈಸುತ್ತೇನೆ.
- ನಾಗೇಶ ಹೆಗಡೆ
vee ಮನಸ್ಸಿನ ಮಾತು .
ವ್ಹಾರೆವ್ಹಾ... ನಿಮ್ಮ ಬ್ಲಾಗ್ ಅದು ಬ್ಲಾಗಾಗಿರಬಾದಿತ್ತು.
ಬದಲಿಗೆ ವೆಬ್ ಸೈಟ್ ಆಗಬೇಕಿತ್ತು.ಅಷ್ಟೊಂದು ವಿಚಾರ
ಗಳಿವೆ. ಎನ್ಸೈಕ್ಲೋಪಿಡಿಯಾ ಅಂದರೂ ತಪ್ಪಾಗಲಿಕಿಲ್ಲ...
ನಿಮ್ಮ ಶ್ರಮ , ಶ್ರದ್ಧೆ, ಈ ಕಾರ್ಯದಲ್ಲಿ ಎದ್ದು ಕಾಣುತ್ತಿದೆ.
good luck... please dont stop it
-vee
Nice Information..
Thanks a lot for nice Information. I have
read 'ಒಂದು ಹುಲ್ಲಿನ ಕ್ರಾಂತಿ' kannada book.
But I want both "One-Straw Revolution"
"The Road Back to Nature and The
Natural Way Of Farming" English Books.
Where can I get both the books? can you
give more information? Would you please
write me if you know about availibility
these books. This is my mail ID:
kadakolla@gmail.com and phone no.
09970015493 (Reaction to "Green Tea
Homage to Fukuoka": )
-Kumarswamy (ಕುಕೂಊ..)
Pune
excellent..1
I visited your blogspot and it is an
excellent effort.
-Mohan Pai
Congratulations to Panjaje..
I request you to please forward my
congratulations to Panjaje. He is a
dedicated Yakshagana guy and our best
wishes are always with him. (Reaction to
Akka angaladalli Yaksha Vaibhava)
-S.R.Vijayashankar
Very Useful..
Very useful site I EVER MET..
GOOD EFFORT ..
Nanna mitra MCF OFFICER-NANNA
COLLEAGUE
P.V.PARAMESH GROUP NALLIDDARE
.THUMBA SANTHOSHAVAAHITHU'
INNOBBA MITRA KARTHIK KODREL
KOODA
PARICHAYADAVARU.
NIMMA PARYAYA KKE NOORU VANDANE
GALU
.NEEVU NEEDIDA PHOTO
THUMBA OLLEYADAAGIDE. (reaction to
Akka angaladalli Yaksha Vaibhava)
-HARINI
harinigallery.blogspot.com
Nice..
nice blog.. I liked it
-Amrith
Valuable Info..
As I am bit busy, couldn’t read your blog
since a few days, but had made a point to
save the same on my system..... As J&K
issue is ringing the bells of the media
doors since past few weeks, thought of
reading the same. Your blog Why Jammu
and Kashmir Boiling Today? gives
valuable info about the reality @ ground
zero in Kashmir.
- Vinayak G M,
Bangalore
Consumer Issues..
Thanks for writing in your blog on my
cartoon and about my blog.